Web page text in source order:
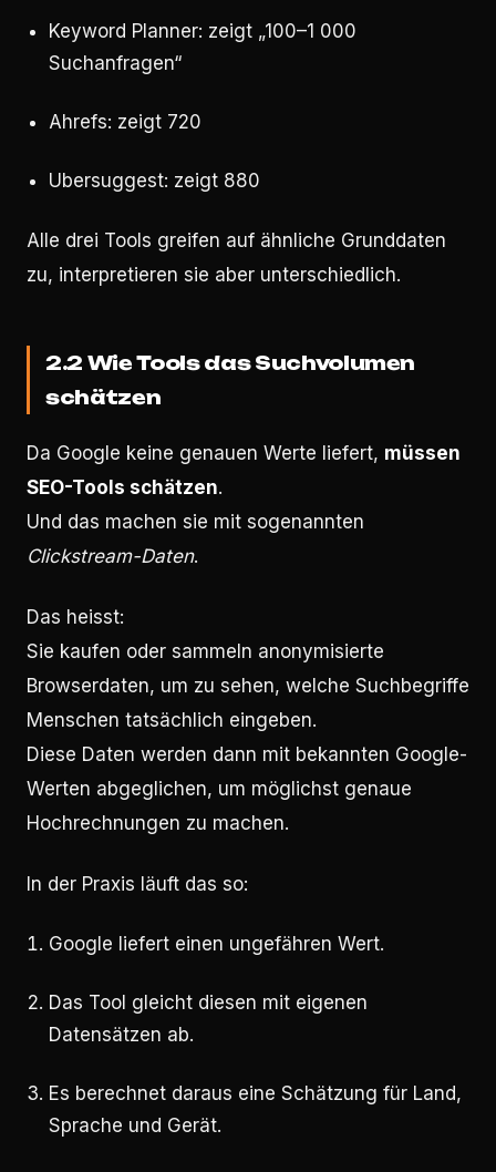
Keyword Planner: zeigt „100–1 000
Suchanfragen“
Ahrefs: zeigt 720
Ubersuggest: zeigt 880
Alle drei Tools greifen auf ähnliche Grunddaten
zu, interpretieren sie aber unterschiedlich.
2.2 Wie Tools das Suchvolumen
schätzen
Da Google keine genauen Werte liefert, müssen
SEO-Tools schätzen.
Und das machen sie mit sogenannten
Clickstream-Daten.
Das heisst:
Sie kaufen oder sammeln anonymisierte
Browserdaten, um zu sehen, welche Suchbegriffe
Menschen tatsächlich eingeben.
Diese Daten werden dann mit bekannten Google-
Werten abgeglichen, um möglichst genaue
Hochrechnungen zu machen.
In der Praxis läuft das so:
Google liefert einen ungefähren Wert.
Das Tool gleicht diesen mit eigenen
Datensätzen ab.
Es berechnet daraus eine Schätzung für Land,
Sprache und Gerät.